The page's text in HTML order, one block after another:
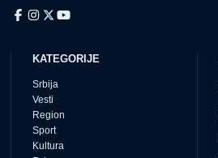
KATEGORIJE
Srbija
Vesti
Region
Sport
Kultura